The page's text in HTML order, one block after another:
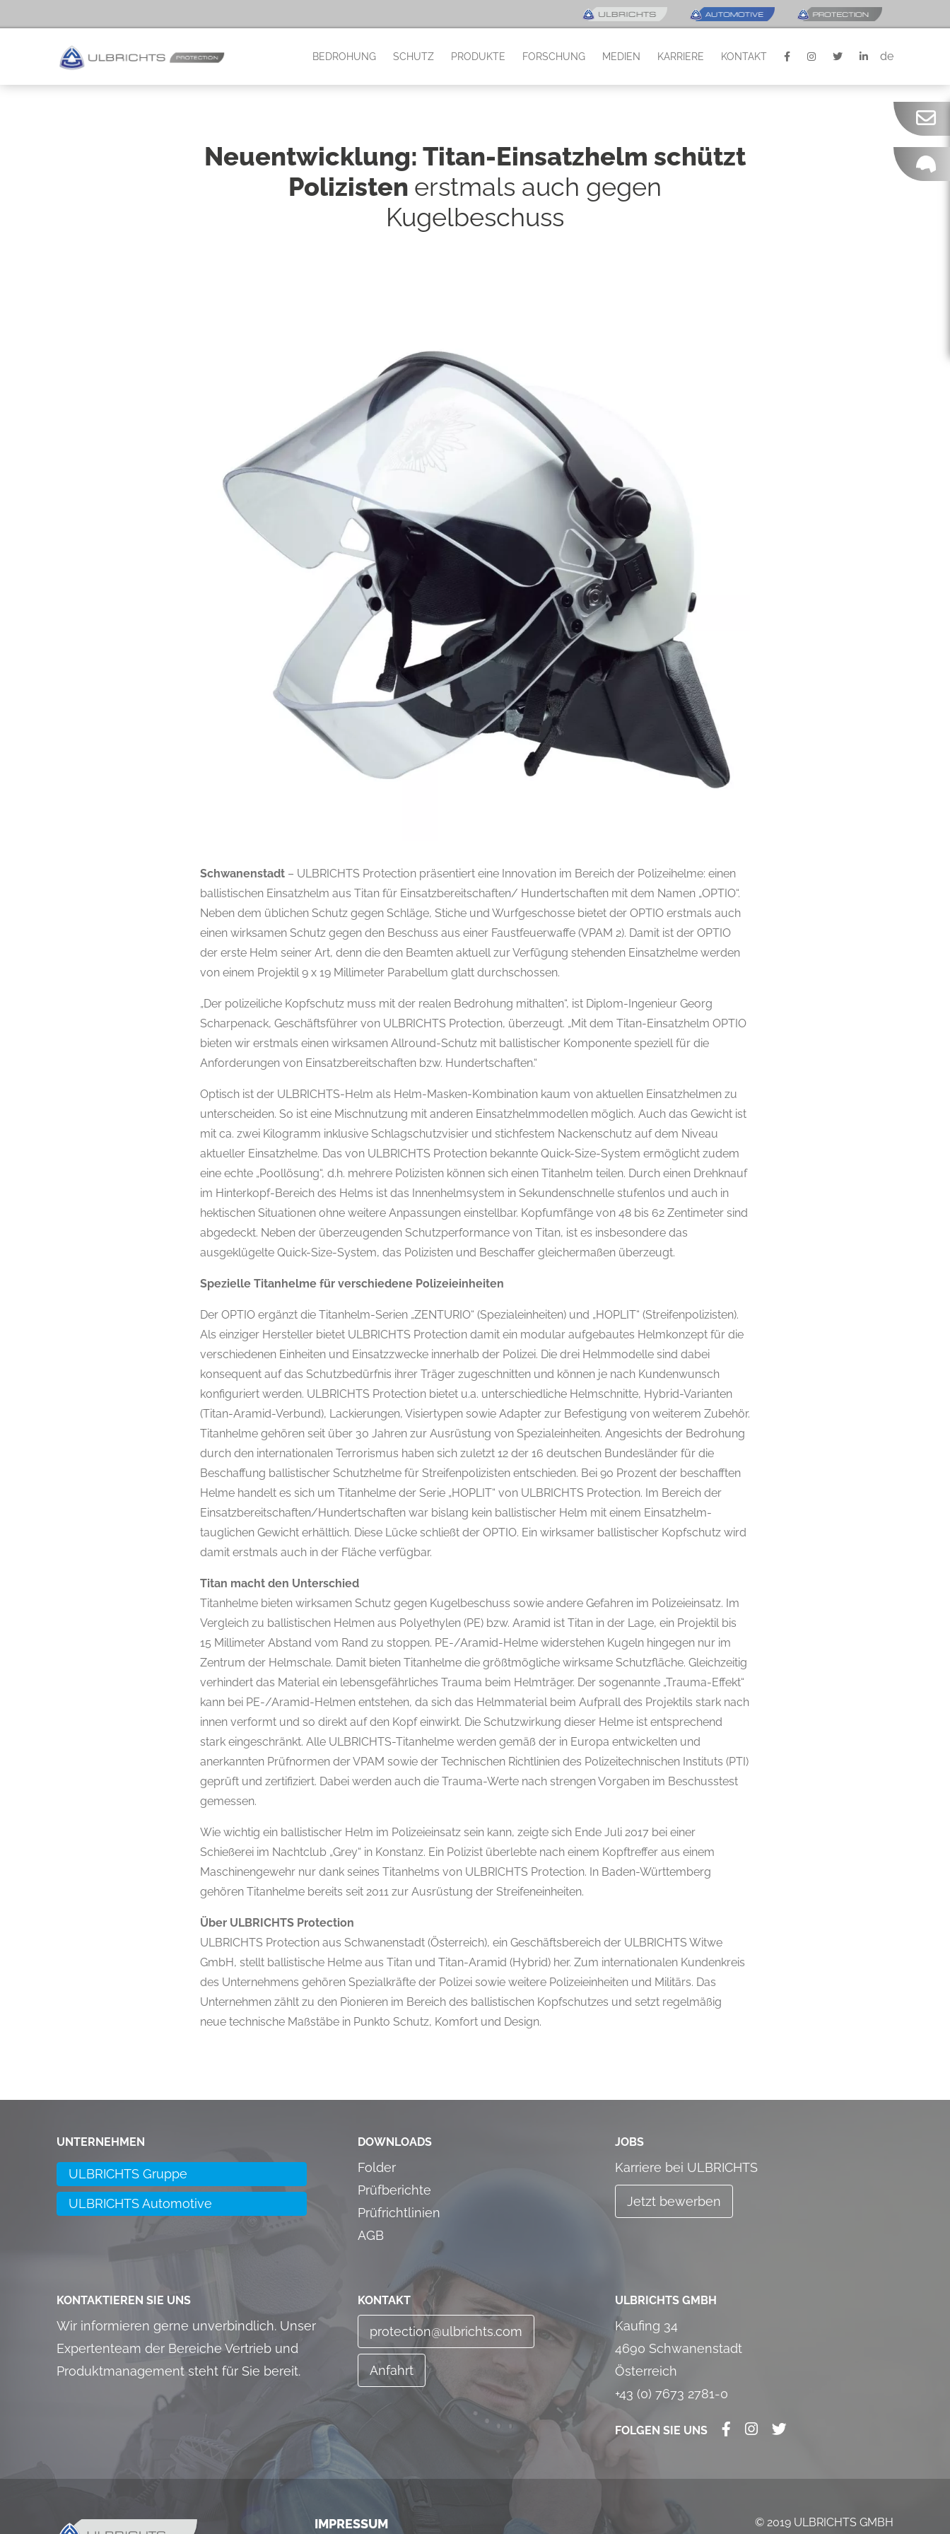
BEDROHUNG SCHUTZ PRODUKTE FORSCHUNG MEDIEN KARRIERE KONTAKT de
Neuentwicklung: Titan-Einsatzhelm schützt
Polizisten erstmals auch gegen
Kugelbeschuss
Schwanenstadt – ULBRICHTS Protection präsentiert eine Innovation im Bereich der Polizeihelme: einen
ballistischen Einsatzhelm aus Titan für Einsatzbereitschaften/ Hundertschaften mit dem Namen „OPTIO“.
Neben dem üblichen Schutz gegen Schläge, Stiche und Wurfgeschosse bietet der OPTIO erstmals auch
einen wirksamen Schutz gegen den Beschuss aus einer Faustfeuerwaffe (VPAM 2). Damit ist der OPTIO
der erste Helm seiner Art, denn die den Beamten aktuell zur Verfügung stehenden Einsatzhelme werden
von einem Projektil 9 x 19 Millimeter Parabellum glatt durchschossen.
„Der polizeiliche Kopfschutz muss mit der realen Bedrohung mithalten“, ist Diplom-Ingenieur Georg
Scharpenack, Geschäftsführer von ULBRICHTS Protection, überzeugt. „Mit dem Titan-Einsatzhelm OPTIO
bieten wir erstmals einen wirksamen Allround-Schutz mit ballistischer Komponente speziell für die
Anforderungen von Einsatzbereitschaften bzw. Hundertschaften.“
Optisch ist der ULBRICHTS-Helm als Helm-Masken-Kombination kaum von aktuellen Einsatzhelmen zu
unterscheiden. So ist eine Mischnutzung mit anderen Einsatzhelmmodellen möglich. Auch das Gewicht ist
mit ca. zwei Kilogramm inklusive Schlagschutzvisier und stichfestem Nackenschutz auf dem Niveau
aktueller Einsatzhelme. Das von ULBRICHTS Protection bekannte Quick-Size-System ermöglicht zudem
eine echte „Poollösung“, d.h. mehrere Polizisten können sich einen Titanhelm teilen. Durch einen Drehknauf
im Hinterkopf-Bereich des Helms ist das Innenhelmsystem in Sekundenschnelle stufenlos und auch in
hektischen Situationen ohne weitere Anpassungen einstellbar. Kopfumfänge von 48 bis 62 Zentimeter sind
abgedeckt. Neben der überzeugenden Schutzperformance von Titan, ist es insbesondere das
ausgeklügelte Quick-Size-System, das Polizisten und Beschaffer gleichermaßen überzeugt.
Spezielle Titanhelme für verschiedene Polizeieinheiten
Der OPTIO ergänzt die Titanhelm-Serien „ZENTURIO“ (Spezialeinheiten) und „HOPLIT“ (Streifenpolizisten).
Als einziger Hersteller bietet ULBRICHTS Protection damit ein modular aufgebautes Helmkonzept für die
verschiedenen Einheiten und Einsatzzwecke innerhalb der Polizei. Die drei Helmmodelle sind dabei
konsequent auf das Schutzbedürfnis ihrer Träger zugeschnitten und können je nach Kundenwunsch
konfiguriert werden. ULBRICHTS Protection bietet u.a. unterschiedliche Helmschnitte, Hybrid-Varianten
(Titan-Aramid-Verbund), Lackierungen, Visiertypen sowie Adapter zur Befestigung von weiterem Zubehör.
Titanhelme gehören seit über 30 Jahren zur Ausrüstung von Spezialeinheiten. Angesichts der Bedrohung
durch den internationalen Terrorismus haben sich zuletzt 12 der 16 deutschen Bundesländer für die
Beschaffung ballistischer Schutzhelme für Streifenpolizisten entschieden. Bei 90 Prozent der beschafften
Helme handelt es sich um Titanhelme der Serie „HOPLIT“ von ULBRICHTS Protection. Im Bereich der
Einsatzbereitschaften/Hundertschaften war bislang kein ballistischer Helm mit einem Einsatzhelm-
tauglichen Gewicht erhältlich. Diese Lücke schließt der OPTIO. Ein wirksamer ballistischer Kopfschutz wird
damit erstmals auch in der Fläche verfügbar.
Titan macht den Unterschied
Titanhelme bieten wirksamen Schutz gegen Kugelbeschuss sowie andere Gefahren im Polizeieinsatz. Im
Vergleich zu ballistischen Helmen aus Polyethylen (PE) bzw. Aramid ist Titan in der Lage, ein Projektil bis
15 Millimeter Abstand vom Rand zu stoppen. PE-/Aramid-Helme widerstehen Kugeln hingegen nur im
Zentrum der Helmschale. Damit bieten Titanhelme die größtmögliche wirksame Schutzfläche. Gleichzeitig
verhindert das Material ein lebensgefährliches Trauma beim Helmträger. Der sogenannte „Trauma-Effekt“
kann bei PE-/Aramid-Helmen entstehen, da sich das Helmmaterial beim Aufprall des Projektils stark nach
innen verformt und so direkt auf den Kopf einwirkt. Die Schutzwirkung dieser Helme ist entsprechend
stark eingeschränkt. Alle ULBRICHTS-Titanhelme werden gemäß der in Europa entwickelten und
anerkannten Prüfnormen der VPAM sowie der Technischen Richtlinien des Polizeitechnischen Instituts (PTI)
geprüft und zertifiziert. Dabei werden auch die Trauma-Werte nach strengen Vorgaben im Beschusstest
gemessen.
Wie wichtig ein ballistischer Helm im Polizeieinsatz sein kann, zeigte sich Ende Juli 2017 bei einer
Schießerei im Nachtclub „Grey“ in Konstanz. Ein Polizist überlebte nach einem Kopftreffer aus einem
Maschinengewehr nur dank seines Titanhelms von ULBRICHTS Protection. In Baden-Württemberg
gehören Titanhelme bereits seit 2011 zur Ausrüstung der Streifeneinheiten.
Über ULBRICHTS Protection
ULBRICHTS Protection aus Schwanenstadt (Österreich), ein Geschäftsbereich der ULBRICHTS Witwe
GmbH, stellt ballistische Helme aus Titan und Titan-Aramid (Hybrid) her. Zum internationalen Kundenkreis
des Unternehmens gehören Spezialkräfte der Polizei sowie weitere Polizeieinheiten und Militärs. Das
Unternehmen zählt zu den Pionieren im Bereich des ballistischen Kopfschutzes und setzt regelmäßig
neue technische Maßstäbe in Punkto Schutz, Komfort und Design.
UNTERNEHMEN
ULBRICHTS Gruppe
ULBRICHTS Automotive
DOWNLOADS
Folder
Prüfberichte
Prüfrichtlinien
AGB
JOBS
Karriere bei ULBRICHTS
Jetzt bewerben
KONTAKTIEREN SIE UNS
Wir informieren gerne unverbindlich. Unser
Expertenteam der Bereiche Vertrieb und
Produktmanagement steht für Sie bereit.
KONTAKT
protection@ulbrichts.com
Anfahrt
ULBRICHTS GMBH
Kaufing 34
4690 Schwanenstadt
Österreich
+43 (0) 7673 2781-0
FOLGEN SIE UNS
IMPRESSUM © 2019 ULBRICHTS GMBH